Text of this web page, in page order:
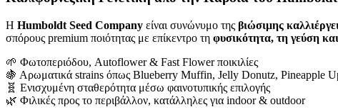
Η Humboldt Seed Company είναι συνώνυμο της βιώσιμης
σπόρους premium ποιότητας με επίκεντρο τη φυσικότητα, τη γεύση
🌱 Φωτοπεριόδου, Autoflower & Fast Flower ποικιλίες
🍇 Αρωματικά strains όπως Blueberry Muffin, Jelly Donutz, Pineapple
🧬 Ενισχυμένη σταθερότητα μέσω φαινοτυπικής επιλογής
🌿 Φιλικές προς το περιβάλλον, κατάλληλες για indoor & outdoor